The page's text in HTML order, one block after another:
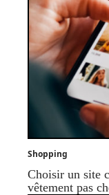
Shopping
Choisir un site
vêtement pas